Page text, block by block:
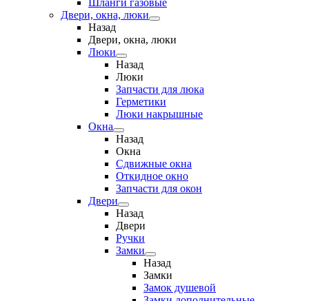
Шланги газовые
Двери, окна, люки
Назад
Двери, окна, люки
Люки
Назад
Люки
Запчасти для люка
Герметики
Люки накрышные
Окна
Назад
Окна
Сдвижные окна
Откидное окно
Запчасти для окон
Двери
Назад
Двери
Ручки
Замки
Назад
Замки
Замок душевой